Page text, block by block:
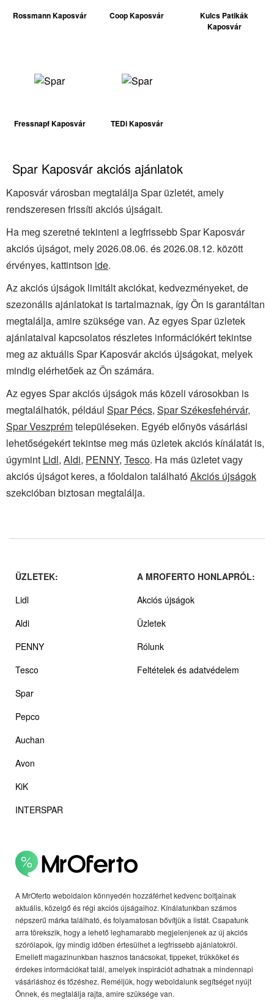
Rossmann Kaposvár Coop Kaposvár
Kulcs Patikák
Kaposvár
Fressnapf Kaposvár TEDi Kaposvár
Spar Kaposvár akciós ajánlatok
Kaposvár városban megtalálja Spar üzletét, amely
rendszeresen frissíti akciós újságait.
Ha meg szeretné tekinteni a legfrissebb Spar Kaposvár
akciós újságot, mely 2026.08.06. és 2026.08.12. között
érvényes, kattintson ide.
Az akciós újságok limitált akciókat, kedvezményeket, de
szezonális ajánlatokat is tartalmaznak, így Ön is garantáltan
megtalálja, amire szüksége van. Az egyes Spar üzletek
ajánlataival kapcsolatos részletes információkért tekintse
meg az aktuális Spar Kaposvár akciós újságokat, melyek
mindig elérhetőek az Ön számára.
Az egyes Spar akciós újságok más közeli városokban is
megtalálhatók, például Spar Pécs, Spar Székesfehérvár,
Spar Veszprémtelepüléseken. Egyéb előnyös vásárlási
lehetőségekért tekintse meg más üzletek akciós kínálatát is,
úgymint Lidl, Aldi, PENNY, Tesco. Ha más üzletet vagy
akciós újságot keres, a főoldalon találhatóAkciós újságok
szekcióban biztosan megtalálja.
A MrOferto weboldalon könnyedén hozzáférhet kedvenc boltjainak
aktuális, közelgő és régi akciós újságaihoz. Kínálatunkban számos
népszerű márka található, és folyamatosan bővítjük a listát. Csapatunk
arra törekszik, hogy a lehető leghamarabb megjelenjenek az új akciós
szórólapok, így mindig időben értesülhet a legfrissebb ajánlatokról.
Emellett magazinunkban hasznos tanácsokat, tippeket, trükköket és
érdekes információkat talál, amelyek inspirációt adhatnak a mindennapi
vásárláshoz és főzéshez. Reméljük, hogy weboldalunk segítséget nyújt
Önnek, és megtalálja rajta, amire szüksége van.
ÜZLETEK:
Lidl
Aldi
PENNY
Tesco
Spar
Pepco
Auchan
Avon
KiK
INTERSPAR
A MROFERTO HONLAPRÓL:
Akciós újságok
Üzletek
Rólunk
Feltételek és adatvédelem